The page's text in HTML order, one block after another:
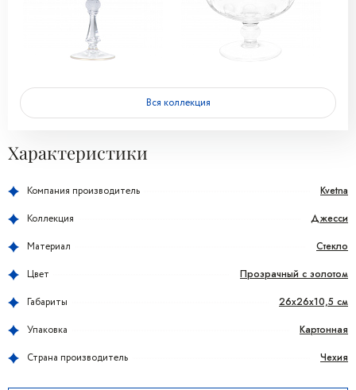
Вся коллекция
Характеристики
Компания производитель Kvetna
Коллекция Джесси
Материал Стекло
Цвет Прозрачный с золотом
Габариты 26x26x10,5 см
Упаковка Картонная
Страна производитель Чехия